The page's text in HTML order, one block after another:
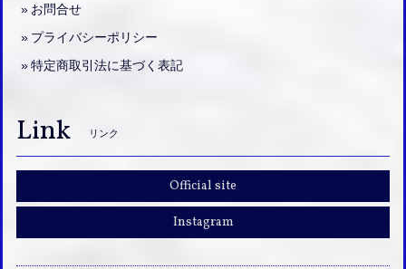
お問合せ
プライバシーポリシー
特定商取引法に基づく表記
Link リンク
Official site
Instagram